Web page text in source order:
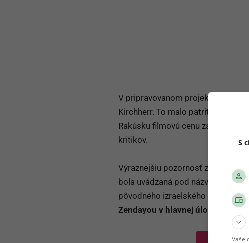
V pripravovanom projekte
Kirchherr. To malo patriť medzi jej
Rakúsku filmovú cenu za
kritikov.
Výraznejšiu pozornosť získala aj
bola uvádzaná pod názvom
pôvodného izraelského seriálu.
Zendayou v hlavnej úlohe.
S
Vaše